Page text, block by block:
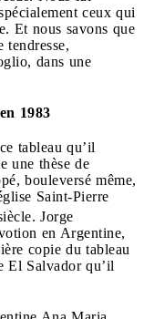
ceux qui
Et nous savons que
tendresse,
dans une
1983
tableau qu’il
une thèse de
bouleversé même,
Saint-Pierre
Jorge
en Argentine,
copie du tableau
El Salvador qu’il